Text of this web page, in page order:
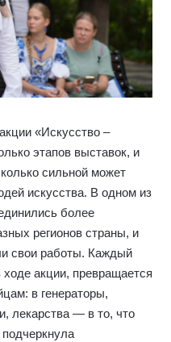
«Искусство –
этапов выставок, и
сильной может
искусства. В одном из
более
регионов страны, и
свои работы. Каждый
акции, превращается
в генераторы,
лекарства — в то, что